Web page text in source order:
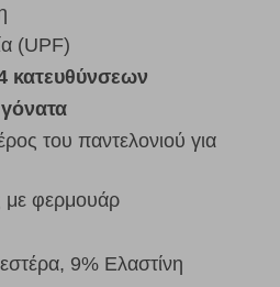
(UPF)
κατευθύνσεων
του παντελονιού για
με φερμουάρ
9% Ελαστίνη